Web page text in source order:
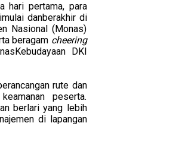
hari pertama, para
danberakhir di
Nasional (Monas)
beragam cheering
DKI
rute dan
peserta.
berlari yang lebih
di lapangan